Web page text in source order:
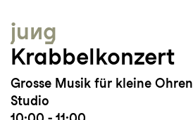
jung
Krabbelkonzert
Grosse Musik für kleine Ohren
Studio